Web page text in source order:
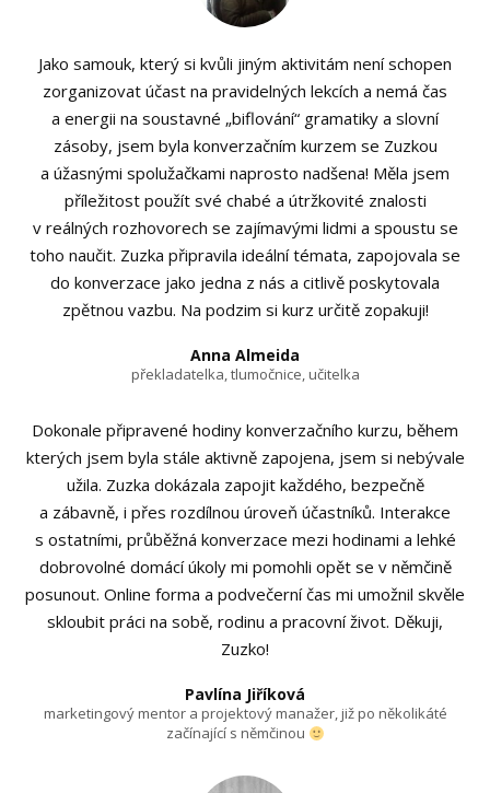
Jako samouk, který si kvůli jiným aktivitám není schopen
zorganizovat účast na pravidelných lekcích a nemá čas
a energii na soustavné „biflování“ gramatiky a slovní
zásoby, jsem byla konverzačním kurzem se Zuzkou
a úžasnými spolužačkami naprosto nadšena! Měla jsem
příležitost použít své chabé a útržkovité znalosti
v reálných rozhovorech se zajímavými lidmi a spoustu se
toho naučit. Zuzka připravila ideální témata, zapojovala se
do konverzace jako jedna z nás a citlivě poskytovala
zpětnou vazbu. Na podzim si kurz určitě zopakuji!
Anna Almeida
překladatelka, tlumočnice, učitelka
Dokonale připravené hodiny konverzačního kurzu, během
kterých jsem byla stále aktivně zapojena, jsem si nebývale
užila. Zuzka dokázala zapojit každého, bezpečně
a zábavně, i přes rozdílnou úroveň účastníků. Interakce
s ostatními, průběžná konverzace mezi hodinami a lehké
dobrovolné domácí úkoly mi pomohli opět se v němčině
posunout. Online forma a podvečerní čas mi umožnil skvěle
skloubit práci na sobě, rodinu a pracovní život. Děkuji,
Zuzko!
Pavlína Jiříková
marketingový mentor a projektový manažer, již po několikáté
začínající s němčinou